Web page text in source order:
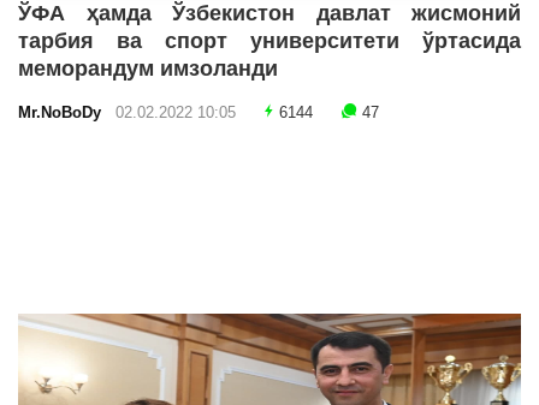
ЎФА ҳамда Ўзбекистон давлат жисмоний
тарбия ва спорт университети ўртасида
меморандум имзоланди
Mr.NoBoDy 02.02.2022 10:05 6144 47